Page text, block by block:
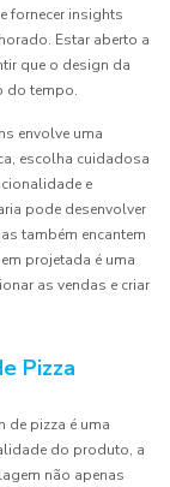
fornecer insights
Estar aberto a
que o design da
do tempo.
envolve uma
escolha cuidadosa
e
pode desenvolver
também encantem
projetada é uma
as vendas e criar
Pizza
de pizza é uma
do produto, a
não apenas